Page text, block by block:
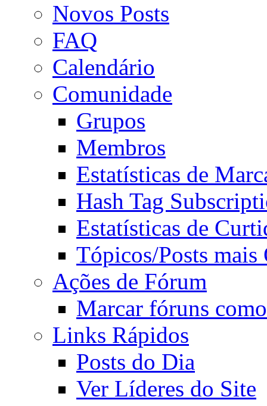
Novos Posts
FAQ
Calendário
Comunidade
Grupos
Membros
Estatísticas de
Hash Tag
Estatísticas de
Tópicos/Posts mais
Ações de Fórum
Marcar fóruns
Links Rápidos
Posts do Dia
Ver Líderes do Site